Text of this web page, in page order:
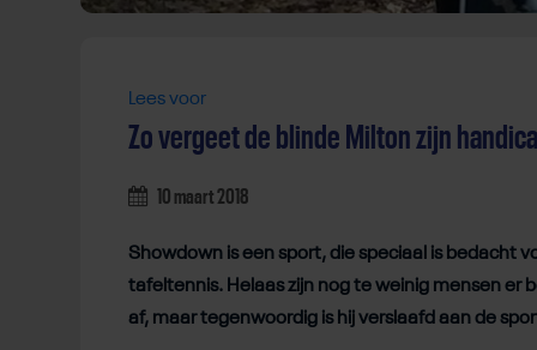
Lees voor
Zo vergeet de blinde Milton zijn
10 maart 2018
Showdown is een sport, die speciaal is bedacht
tafeltennis. Helaas zijn nog te weinig mensen er
af, maar tegenwoordig is hij verslaafd aan de